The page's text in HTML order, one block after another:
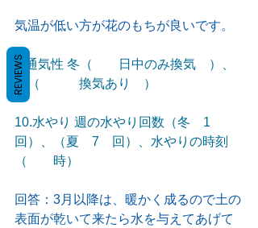
気温が低い方が花のもちが良いです。
9.通気性 冬（　　日中のみ換気　）、
夏（　　　換気あり　）
10.水やり 週の水やり回数（冬　1
回）、（夏　7　回）、水やりの時刻
（　　時）
回答：3月以降は、暖かく成るので土の
表面が乾いて来たら水を与えてあげて
REVIEWS